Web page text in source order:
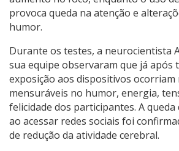
provoca queda na atenção e
humor.
Durante os testes, a neurocientista
sua equipe observaram que já após
exposição aos dispositivos ocorriam
mensuráveis no humor, energia,
felicidade dos participantes. A queda
ao acessar redes sociais foi
de redução da atividade cerebral.